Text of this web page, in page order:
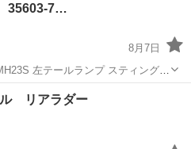
35603-7…
8月7日
ールランプ スティングレ
、車外用品 スティングレー
ル リアラダー